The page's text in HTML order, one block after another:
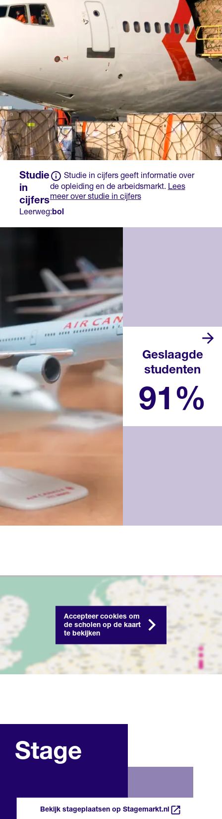
leerbedrijf en krijg je
salaris.
bewijsstuk dat de
overheid heeft erkend
op basis van een
ministeriële regeling.
Studie
in
cijfers
Studie in cijfers geeft informatie over
de opleiding en de arbeidsmarkt. Lees
meer over studie in cijfers
Leerweg: bol
Geslaagde
studenten
91%
afgelopen schooljaar
Accepteer cookies om
de scholen op de kaart
te bekijken
Stage
Bekijk stageplaatsen op Stagemarkt.nl